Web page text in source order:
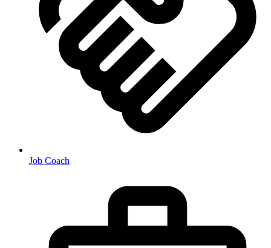
Job Coach